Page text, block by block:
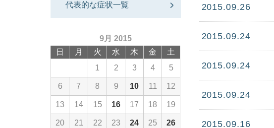
2015.09.26
2015.09.24
2015.09.24
2015.09.24
2015.09.16
代表的な症状一覧
9月 2015
日
月 火 水 木 金 土
1 2 3 4 5
6 7 8 9 10 11 12
13 14 15 16 17 18 19
20 21 22 23 24 25 26